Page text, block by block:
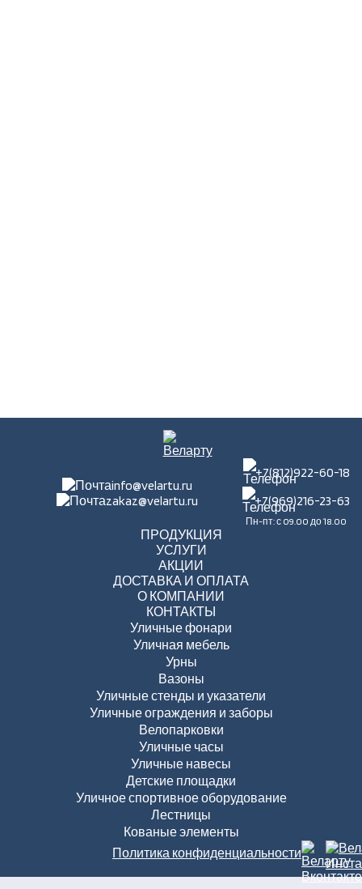
info@velartu.ru
zakaz@velartu.ru
+7(812)922-60-18
+7(969)216-23-63
Пн-пт: с 09.00 до 18.00
ПРОДУКЦИЯ
УСЛУГИ
АКЦИИ
ДОСТАВКА И ОПЛАТА
О КОМПАНИИ
КОНТАКТЫ
Уличные фонари
Уличная мебель
Урны
Вазоны
Уличные стенды и указатели
Уличные ограждения и заборы
Велопарковки
Уличные часы
Уличные навесы
Детские площадки
Уличное спортивное оборудование
Лестницы
Кованые элементы
Политика конфиденциальности